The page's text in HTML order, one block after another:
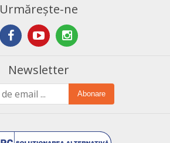
Urmărește-ne
Newsletter
Abonare